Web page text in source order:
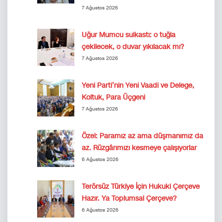
7 Ağustos 2026
Uğur Mumcu suikastı: o tuğla
çekilecek, o duvar yıkılacak mı?
7 Ağustos 2026
Yeni Parti’nin Yeni Vaadi ve Delege,
Koltuk, Para Üçgeni
7 Ağustos 2026
Özel: Paramız az ama düşmanımız da
az. Rüzgârımızı kesmeye çalışıyorlar
6 Ağustos 2026
Terörsüz Türkiye İçin Hukuki Çerçeve
Hazır. Ya Toplumsal Çerçeve?
6 Ağustos 2026